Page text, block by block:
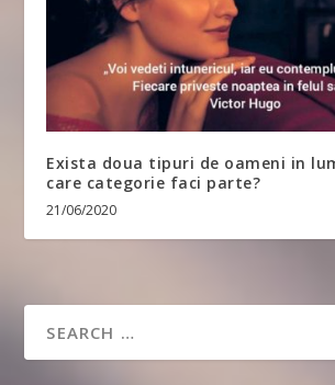
Exista doua tipuri de oameni in
care categorie faci parte?
21/06/2020